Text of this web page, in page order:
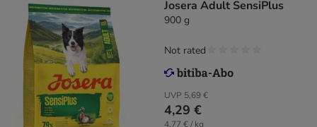
Josera Adult SensiPlus
900 g
UVP 5,69 €
4,29 €
4,77 € / kg
Not rated